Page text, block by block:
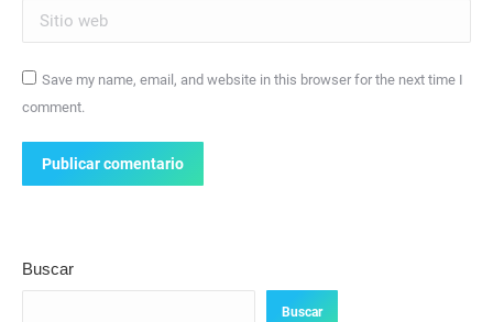
Sitio web
Save my name, email, and website in this browser for the next time I
comment.
Publicar comentario
Buscar
Buscar